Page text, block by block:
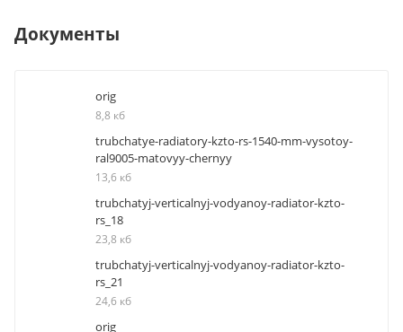
Документы
orig
8,8 кб
trubchatye-radiatory-kzto-rs-1540-mm-vysotoy-
ral9005-matovyy-chernyy
13,6 кб
trubchatyj-verticalnyj-vodyanoy-radiator-kzto-
rs_18
23,8 кб
trubchatyj-verticalnyj-vodyanoy-radiator-kzto-
rs_21
24,6 кб
orig